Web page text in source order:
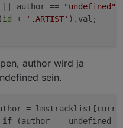
|| author == "undefined"
id + '.ARTIST' ).val;
author wird ja
sein.
=
if (author == undefined